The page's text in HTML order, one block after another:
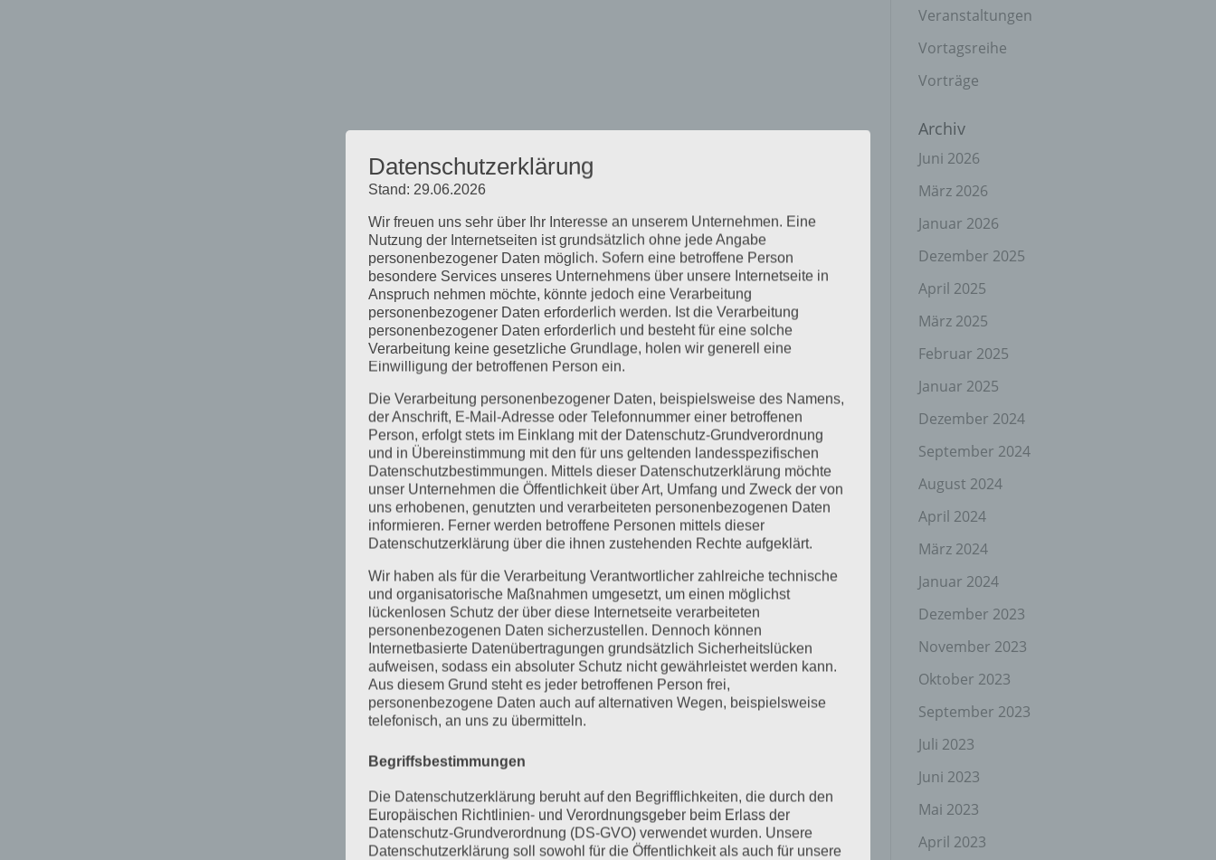
Veranstaltungen
Vortagsreihe
Vorträge
Archiv
Juni 2026
März 2026
Januar 2026
Dezember 2025
April 2025
März 2025
Februar 2025
Januar 2025
Dezember 2024
September 2024
August 2024
April 2024
März 2024
Januar 2024
Dezember 2023
November 2023
Oktober 2023
September 2023
Juli 2023
Juni 2023
Mai 2023
April 2023
Datenschutzerklärung
Stand: 29.06.2026
Wir freuen uns sehr über Ihr Interesse an unserem Unternehmen. Eine
Nutzung der Internetseiten ist grundsätzlich ohne jede Angabe
personenbezogener Daten möglich. Sofern eine betroffene Person
besondere Services unseres Unternehmens über unsere Internetseite in
Anspruch nehmen möchte, könnte jedoch eine Verarbeitung
personenbezogener Daten erforderlich werden. Ist die Verarbeitung
personenbezogener Daten erforderlich und besteht für eine solche
Verarbeitung keine gesetzliche Grundlage, holen wir generell eine
Einwilligung der betroffenen Person ein.
Die Verarbeitung personenbezogener Daten, beispielsweise des Namens,
der Anschrift, E-Mail-Adresse oder Telefonnummer einer betroffenen
Person, erfolgt stets im Einklang mit der Datenschutz-Grundverordnung
und in Übereinstimmung mit den für uns geltenden landesspezifischen
Datenschutzbestimmungen. Mittels dieser Datenschutzerklärung möchte
unser Unternehmen die Öffentlichkeit über Art, Umfang und Zweck der von
uns erhobenen, genutzten und verarbeiteten personenbezogenen Daten
informieren. Ferner werden betroffene Personen mittels dieser
Datenschutzerklärung über die ihnen zustehenden Rechte aufgeklärt.
Wir haben als für die Verarbeitung Verantwortlicher zahlreiche technische
und organisatorische Maßnahmen umgesetzt, um einen möglichst
lückenlosen Schutz der über diese Internetseite verarbeiteten
personenbezogenen Daten sicherzustellen. Dennoch können
Internetbasierte Datenübertragungen grundsätzlich Sicherheitslücken
aufweisen, sodass ein absoluter Schutz nicht gewährleistet werden kann.
Aus diesem Grund steht es jeder betroffenen Person frei,
personenbezogene Daten auch auf alternativen Wegen, beispielsweise
telefonisch, an uns zu übermitteln.
Begriffsbestimmungen
Die Datenschutzerklärung beruht auf den Begrifflichkeiten, die durch den
Europäischen Richtlinien- und Verordnungsgeber beim Erlass der
Datenschutz-Grundverordnung (DS-GVO) verwendet wurden. Unsere
Datenschutzerklärung soll sowohl für die Öffentlichkeit als auch für unsere